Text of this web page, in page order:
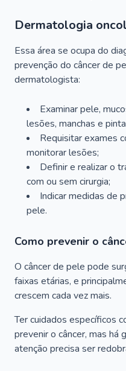
Dermatologia
Essa área se ocupa do
prevenção do câncer de
dermatologista:
Examinar pele,
lesões, manchas e
Requisitar exames
monitorar lesões;
Definir e realizar o
com ou sem cirurgia;
Indicar medidas de
pele.
Como prevenir o
O câncer de pele pode
faixas etárias, e
crescem cada vez mais.
Ter cuidados específicos
prevenir o câncer, mas há
atenção precisa ser